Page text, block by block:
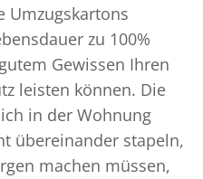
Umzugskartons
zu 100%
Gewissen Ihren
leisten können. Die
in der Wohnung
übereinander stapeln,
machen müssen,